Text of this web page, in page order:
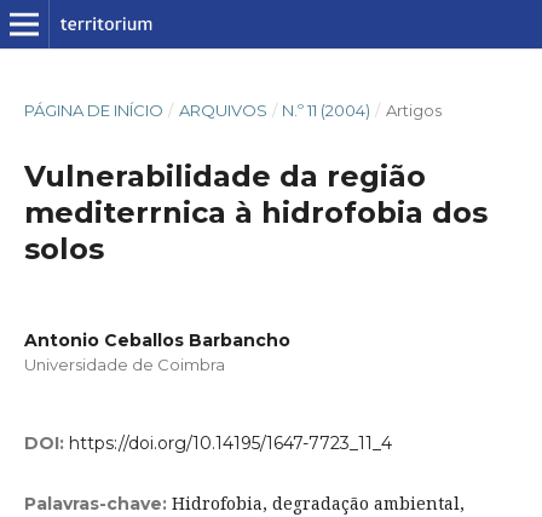
PÁGINA DE INÍCIO / ARQUIVOS / N.º 11 (2004) / Artigos
Vulnerabilidade da região
mediterrnica à hidrofobia dos
solos
Antonio Ceballos Barbancho
Universidade de Coimbra
DOI: https://doi.org/10.14195/1647-7723_11_4
Palavras-chave: Hidrofobia, degradação ambiental,